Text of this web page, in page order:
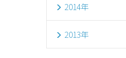
2014年
2013年